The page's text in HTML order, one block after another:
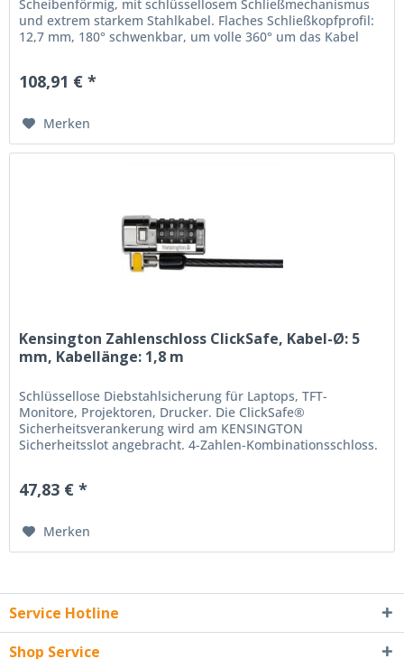
Scheibenförmig, mit schlüssellosem Schließmechanismus
und extrem starkem Stahlkabel. Flaches Schließkopfprofil:
12,7 mm, 180° schwenkbar, um volle 360° um das Kabel
108,91 € *
Merken
Kensington Zahlenschloss ClickSafe, Kabel-Ø: 5
mm, Kabellänge: 1,8 m
Schlüssellose Diebstahlsicherung für Laptops, TFT-
Monitore, Projektoren, Drucker. Die ClickSafe®
Sicherheitsverankerung wird am KENSINGTON
Sicherheitsslot angebracht. 4-Zahlen-Kombinationsschloss.
47,83 € *
Merken
Service Hotline
Shop Service